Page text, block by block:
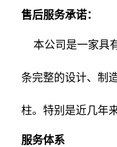
售后服务承诺：
本公司是一家具
条完整的设计、制
柱。特别是近几年
服务体系